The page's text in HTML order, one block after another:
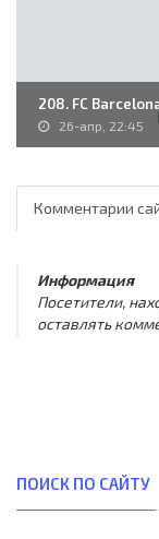
208. FC
26-апр, 22:45
Комментарии
Информация
Посетители,
оставлять
ПОИСК ПО САЙТУ